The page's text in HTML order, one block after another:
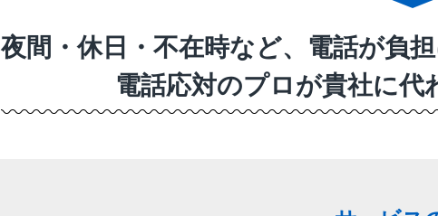
夜間・休日・不在時など、電話が負
電話応対のプロが貴社に代